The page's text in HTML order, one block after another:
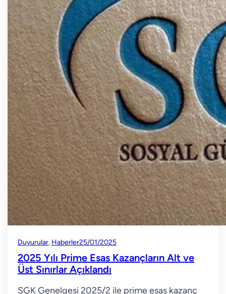
Duyurular, Haberler25/01/2025
2025 Yılı Prime Esas Kazançların Alt ve
Üst Sınırlar Açıklandı
SGK Genelgesi 2025/2 ile prime esas kazanç